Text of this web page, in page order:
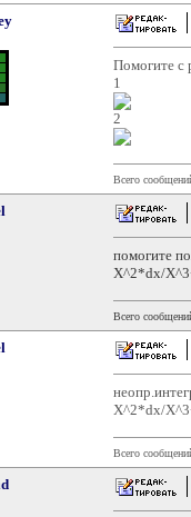
Помогите с
1
2
Всего
помогите
X^2*dx/
Всего
X^2*dx/
Всего